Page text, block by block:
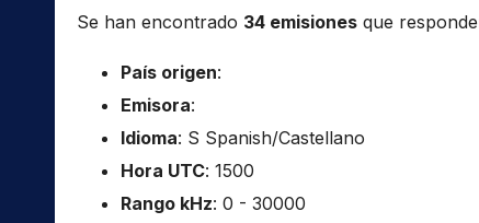
Se han encontrado 34 emisiones que
País origen:
Emisora:
Idioma: S Spanish/Castellano
Hora UTC: 1500
Rango kHz: 0 - 30000